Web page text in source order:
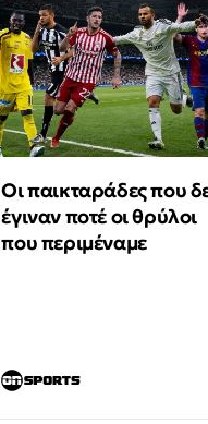
Οι παικταράδες που
έγιναν ποτέ οι θρύλοι
που περιμέναμε